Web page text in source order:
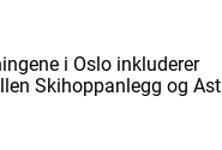
i Oslo inkluderer
Skihoppanlegg og